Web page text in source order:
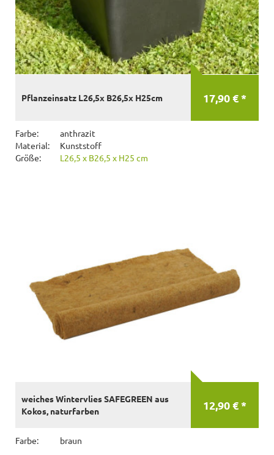
17,90 € *
Pflanzeinsatz L26,5x B26,5x H25cm
Farbe:
anthrazit
Material:
Kunststoff
Größe:
L26,5 x B26,5 x H25 cm
12,90 € *
weiches Wintervlies SAFEGREEN aus
Kokos, naturfarben
Farbe: braun